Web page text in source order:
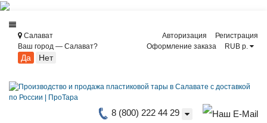
Салават
Ваш город — Салават?
Авторизация
Регистрация
Оформление заказа
RUB р.
8 (800) 222 44 29